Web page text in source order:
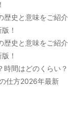
歴史と意味をご紹介
！
歴史と意味をご紹介
！
時間はどのくらい？
仕方2026年最新